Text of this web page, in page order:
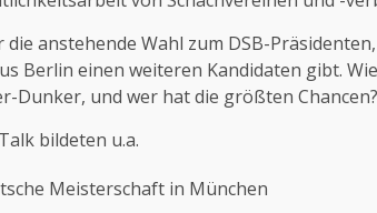
anstehende Wahl zum DSB-
Berlin einen weiteren Kandidaten gibt.
Dunker, und wer hat die größten Chancen?
bildeten u.a.
Meisterschaft in München